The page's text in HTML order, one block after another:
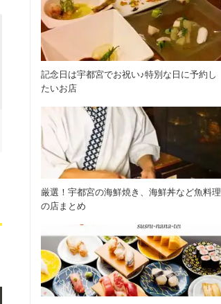
記念日は宇都宮でお祝い♪特別な日に予約し
たいお店
厳選！宇都宮の海鮮焼き、海鮮丼など魚料理
の店まとめ